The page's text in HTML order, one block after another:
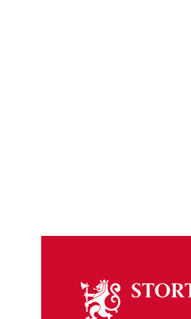
stortinget